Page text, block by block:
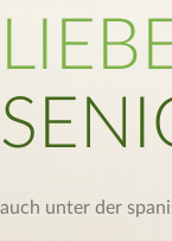
auch unter der